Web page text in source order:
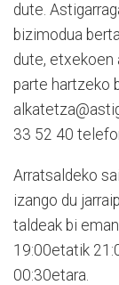
dute.
bizimodua
dute, etxekoen
parte hartzeko
33 52 40
Arratsaldeko
izango du
taldeak bi
19:00etatik
00:30etara.